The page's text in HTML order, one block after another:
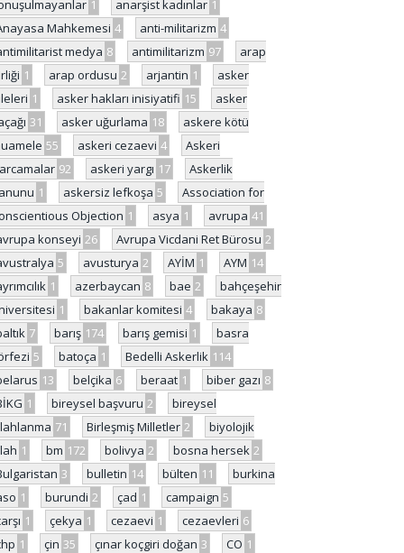
1 anarşist kadınlar 1
Mahkemesi 4 anti-militarizm 4
medya 8 antimilitarizm 97
arap
1 arap ordusu 2 arjantin 1
asker
1 asker hakları inisiyatifi 15
asker
31 asker uğurlama 18
askere kötü
55 askeri cezaevi 4
Askeri
92 askeri yargı 17
Askerlik
1 askersiz lefkoşa 5
Association for
Objection 1 asya 1 avrupa 41
konseyi 26 Avrupa Vicdani Ret Bürosu 2
5 avusturya 2 AYİM 1 AYM 14
1 azerbaycan 8 bae 2
bahçeşehir
1 bakanlar komitesi 4 bakaya 8
7 barış 174 barış gemisi 1
basra
5 batoça 1 Bedelli Askerlik 114
13 belçika 6 beraat 1 biber gazı 8
1 bireysel başvuru 2
bireysel
71 Birleşmiş Milletler 2
biyolojik
1 bm 172 bolivya 2 bosna hersek 2
3 bulletin 14 bülten 11
burkina
1 burundi 2 çad 1 campaign 5
1 çekya 1 cezaevi 1 cezaevleri 6
1 çin 35 çınar koçgiri doğan 3 CO 1